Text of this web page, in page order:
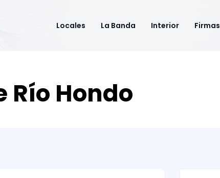
Locales La Banda Interior Firmas
Río Hondo